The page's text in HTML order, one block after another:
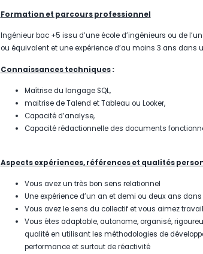
Formation et parcours professionnel
Ingénieur bac +5 issu d’une école d’ingénieurs ou de
ou équivalent et une expérience d’au moins 3 ans dans
Connaissances techniques:
Maîtrise du langage SQL,
maitrise de Talend et Tableau ou Looker,
Capacité d’analyse,
Capacité rédactionnelle des documents
Aspects expériences, références et qualités
Vous avez un très bon sens relationnel
Une expérience d’un an et demi ou deux ans
Vous avez le sens du collectif et vous aimez
Vous êtes adaptable, autonome, organisé,
qualité en utilisant les méthodologies de
performance et surtout de réactivité